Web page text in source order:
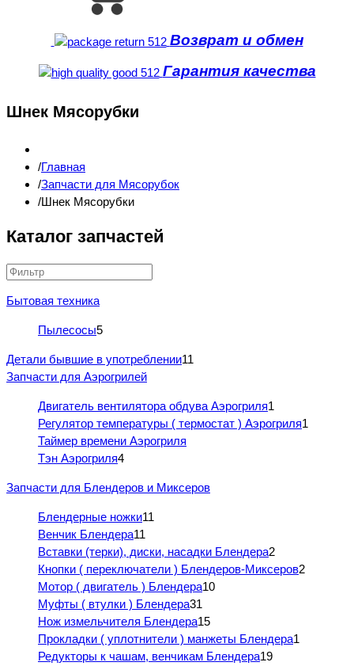
Возврат и обмен
Гарантия качества
Шнек Мясорубки
Главная
Запчасти для Мясорубок
Шнек Мясорубки
Каталог запчастей
Бытовая техника
Пылесосы5
Детали бывшие в употреблении11
Запчасти для Аэрогрилей
Двигатель вентилятора обдува Аэрогриля1
Регулятор температуры ( термостат ) Аэрогриля1
Таймер времени Аэрогриля
Тэн Аэрогриля4
Запчасти для Блендеров и Миксеров
Блендерные ножки11
Венчик Блендера11
Вставки (терки), диски, насадки Блендера2
Кнопки ( переключатели ) Блендеров-Миксеров2
Мотор ( двигатель ) Блендера10
Муфты ( втулки ) Блендера31
Нож измельчителя Блендера15
Прокладки ( уплотнители ) манжеты Блендера1
Редукторы к чашам, венчикам Блендера19